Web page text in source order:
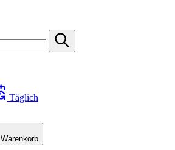
Täglich
Warenkorb